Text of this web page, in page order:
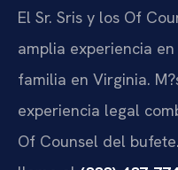
El Sr. Sris y los Of
amplia experiencia
familia en Virginia.
experiencia legal
Of Counsel del